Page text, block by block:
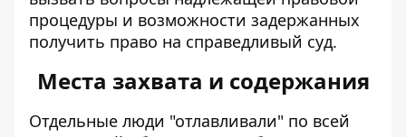
процедуры и возможности задержанных
получить право на справедливый суд.
Места захвата и содержания
Отдельные люди "отлавливали" по всей